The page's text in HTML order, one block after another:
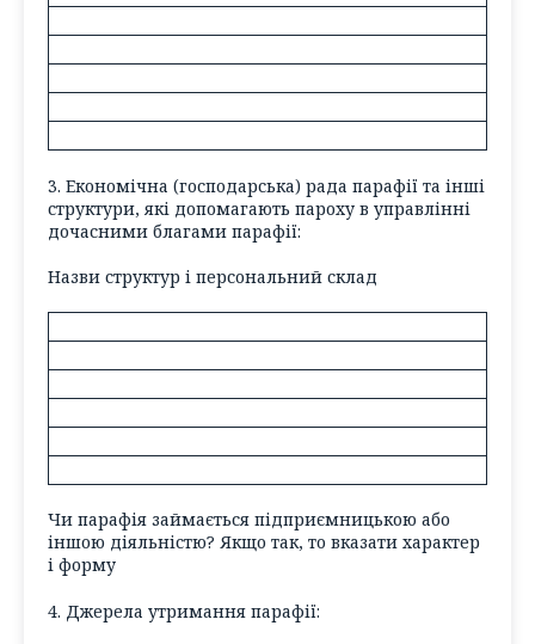
3. Економічна (господарська) рада парафії та інші
структури, які допомагають пароху в управлінні
дочасними благами парафії:
Назви структур і персональний склад
Чи парафія займається підприємницькою або
іншою діяльністю? Якщо так, то вказати характер
і форму
4. Джерела утримання парафії: